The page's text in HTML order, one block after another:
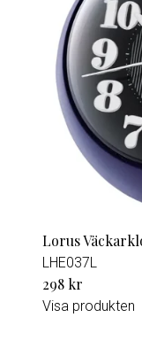
Lorus
LHE037L
298 kr
Visa produkten